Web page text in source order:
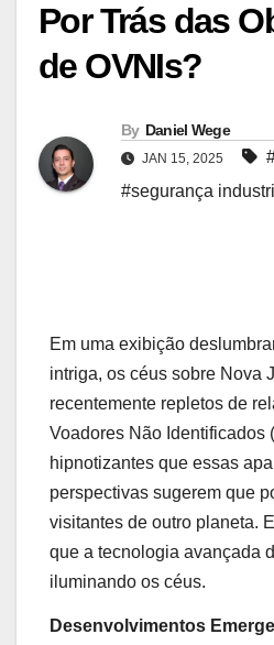
Por Trás das
de OVNIs?
By Daniel Wege
JAN 15, 2025
#segurança
Em uma exibição
intriga, os céus sobre Nova
recentemente repletos de
Voadores Não Identificados
hipnotizantes que essas
perspectivas sugerem que
visitantes de outro planeta.
que a tecnologia avançada
iluminando os céus.
Desenvolvimentos